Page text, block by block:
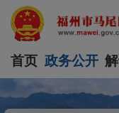
首页 政务公开